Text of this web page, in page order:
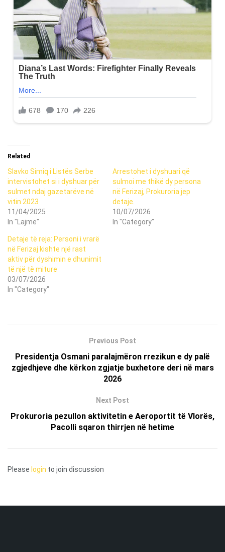
Related
Slavko Simiq i Listës Serbe
intervistohet si i dyshuar për
sulmet ndaj gazetarëve në
vitin 2023
11/04/2025
In "Lajme"
Arrestohet i dyshuari që
sulmoi me thikë dy persona
në Ferizaj, Prokuroria jep
detaje.
10/07/2026
In "Category"
Detaje të reja: Personi i vrarë
në Ferizaj kishte një rast
aktiv për dyshimin e dhunimit
të një të miture
03/07/2026
In "Category"
Previous Post
Presidentja Osmani paralajmëron rrezikun e dy palë
zgjedhjeve dhe kërkon zgjatje buxhetore deri në mars
2026
Next Post
Prokuroria pezullon aktivitetin e Aeroportit të Vlorës,
Pacolli sqaron thirrjen në hetime
Please login to join discussion